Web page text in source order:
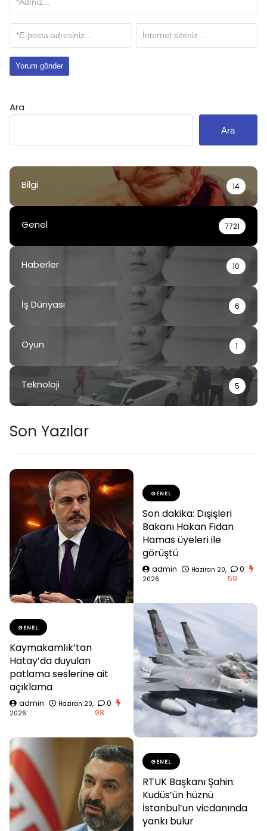
Ara
Ara
Bilgi 14
Genel 7721
Haberler 10
İş Dünyası 6
Oyun 1
Teknoloji 5
Son Yazılar
GENEL
Son dakika: Dışişleri
Bakanı Hakan Fidan
Hamas üyeleri ile
görüştü
admin
Haziran 20,
2026
0
59
GENEL
Kaymakamlık’tan
Hatay’da duyulan
patlama seslerine ait
açıklama
admin
Haziran 20,
2026
0
98
GENEL
RTÜK Başkanı Şahin:
Kudüs’ün hüznü
İstanbul’un vicdanında
yankı bulur